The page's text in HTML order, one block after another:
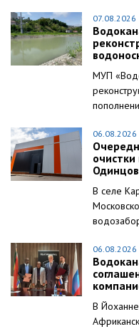
07.08.2026
МУП
06.08.2026
В селе
06.08.2026
В